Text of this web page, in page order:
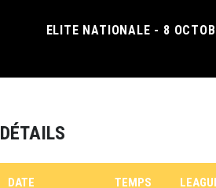
ELITE NATIONALE - 8
DÉTAILS
DATE TEMPS